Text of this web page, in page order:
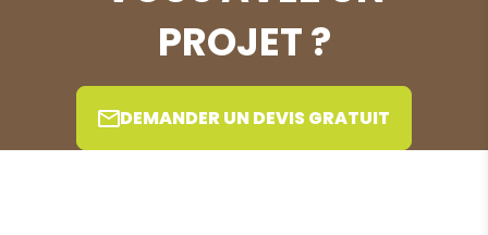
PROJET ?
DEMANDER UN DEVIS GRATUIT